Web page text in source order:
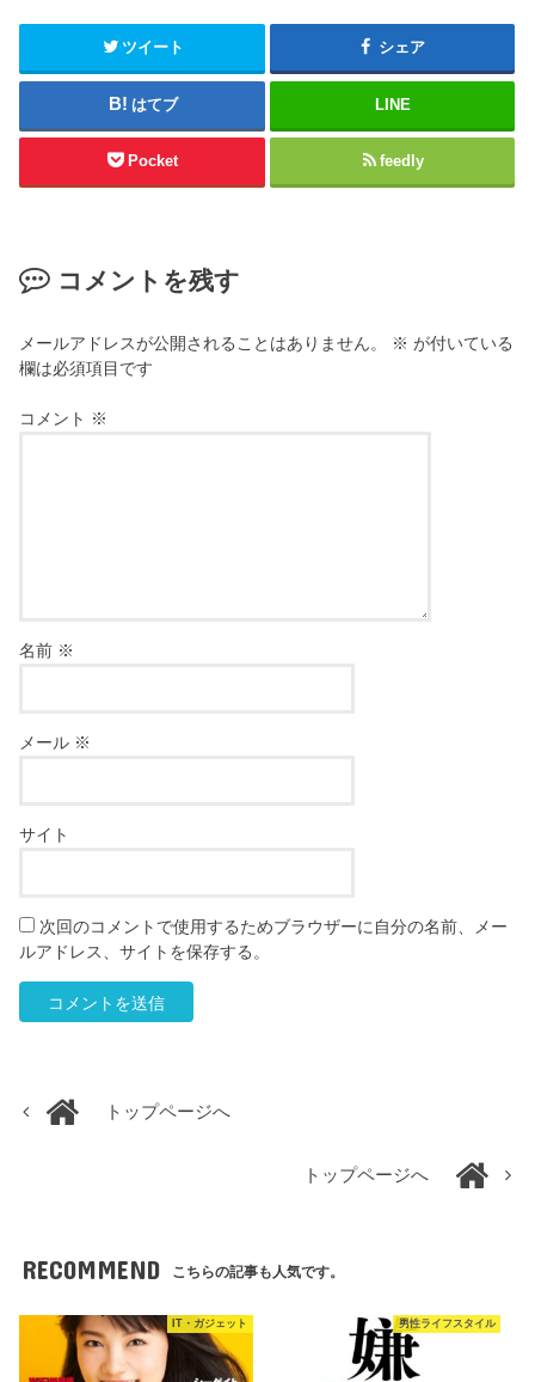
ツイート シェア
はてブ LINE
Pocket feedly
コメントを残す
メールアドレスが公開されることはありません。 ※ が付いている
欄は必須項目です
コメント ※
名前 ※
メール ※
サイト
次回のコメントで使用するためブラウザーに自分の名前、メー
ルアドレス、サイトを保存する。
トップページへ
トップページへ
RECOMMEND こちらの記事も人気です。
IT・ガジェット 男性ライフスタイル